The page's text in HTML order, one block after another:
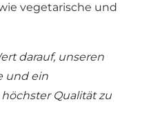
vegetarische und
darauf, unseren
und ein
Qualität zu